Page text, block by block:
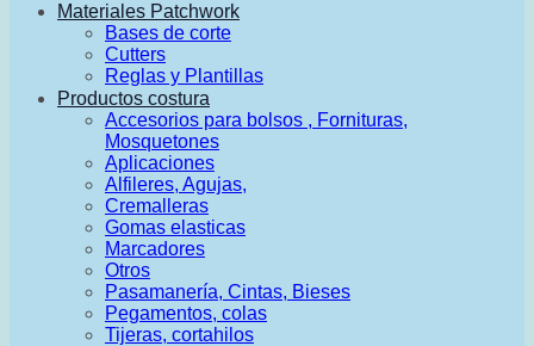
Materiales Patchwork
Bases de corte
Cutters
Reglas y Plantillas
Productos costura
Accesorios para bolsos , Fornituras,
Mosquetones
Aplicaciones
Alfileres, Agujas,
Cremalleras
Gomas elasticas
Marcadores
Otros
Pasamanería, Cintas, Bieses
Pegamentos, colas
Tijeras, cortahilos